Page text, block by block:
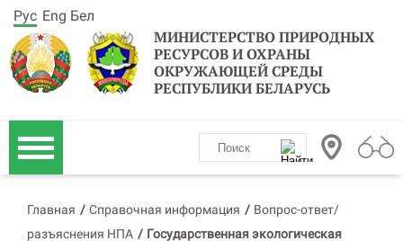
МИНИСТЕРСТВО ПРИРОДНЫХ
РЕСУРСОВ И ОХРАНЫ
ОКРУЖАЮЩЕЙ СРЕДЫ
РЕСПУБЛИКИ БЕЛАРУСЬ
Рус Eng Бел
Главная / Справочная информация / Вопрос-ответ/
разъяснения НПА / Государственная экологическая